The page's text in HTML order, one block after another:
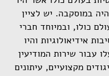
הנהלתו היה במוסקבה. יש לציין
כולו, ובמיוחד חברי
אידיאולוגיות והיו
עבור שירות המודיעין
מקצועיים, עיתונים